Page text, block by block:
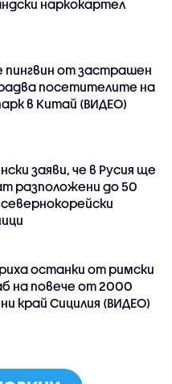
наркокартел
пингвин от застрашен
посетителите на
в Китай (ВИДЕО)
заяви, че в Русия ще
разположени до 50
останки от римски
на повече от 2000
край Сицилия (ВИДЕО)